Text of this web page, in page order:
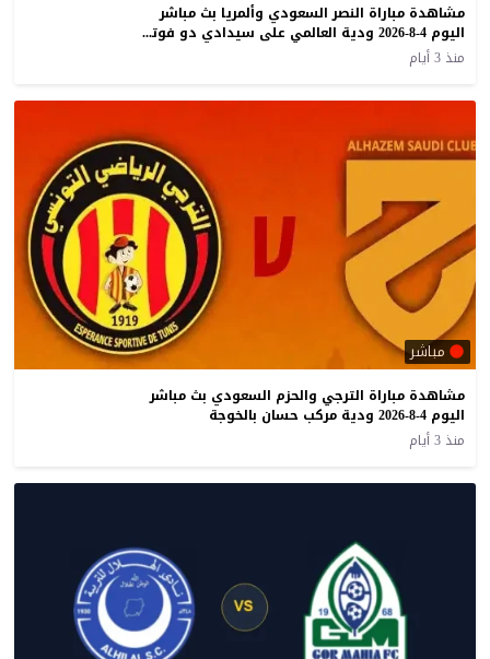
مشاهدة مباراة النصر السعودي وألمريا بث مباشر
اليوم 4-8-2026 ودية العالمي على سيدادي دو فوتيبول
منذ 3 أيام
مباشر
مشاهدة مباراة الترجي والحزم السعودي بث مباشر
اليوم 4-8-2026 ودية مركب حسان بالخوجة
منذ 3 أيام